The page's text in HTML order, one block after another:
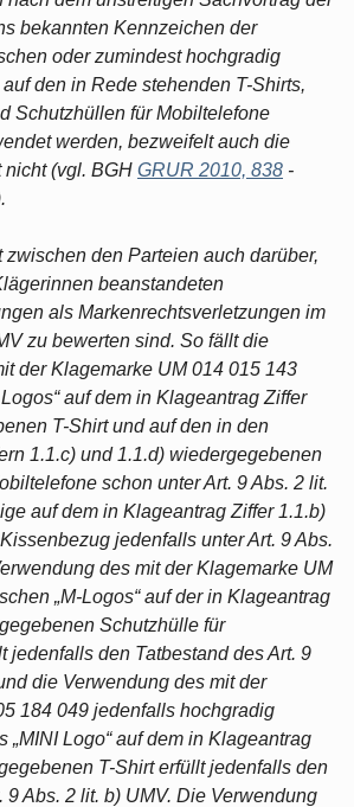
bekannten Kennzeichen der
oder zumindest hochgradig
den in Rede stehenden T-Shirts,
Schutzhüllen für Mobiltelefone
werden, bezweifelt auch die
(vgl. BGH GRUR 2010, 838 -
den Parteien auch darüber,
beanstandeten
als Markenrechtsverletzungen im
zu bewerten sind. So fällt die
der Klagemarke UM 014 015 143
auf dem in Klageantrag Ziffer
T-Shirt und auf den in den
1.1.c) und 1.1.d) wiedergegebenen
schon unter Art. 9 Abs. 2 lit.
auf dem in Klageantrag Ziffer 1.1.b)
jedenfalls unter Art. 9 Abs.
des mit der Klagemarke UM
„M-Logos“ auf der in Klageantrag
Schutzhülle für
jedenfalls den Tatbestand des Art. 9
die Verwendung des mit der
184 049 jedenfalls hochgradig
„MINI Logo“ auf dem in Klageantrag
T-Shirt erfüllt jedenfalls den
9 Abs. 2 lit. b) UMV. Die Verwendung